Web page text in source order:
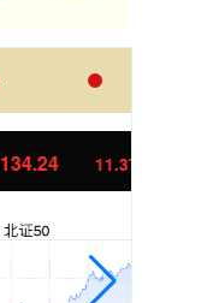
1.01%